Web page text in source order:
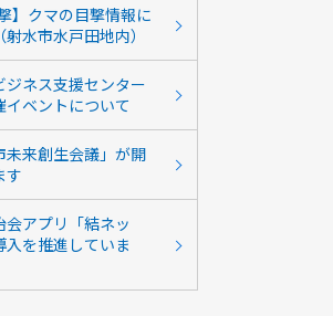
】クマの目撃情報に
水市水戸田地内）
ジネス支援センター
イベントについて
未来創生会議」が開
す
会アプリ「結ネッ
入を推進していま